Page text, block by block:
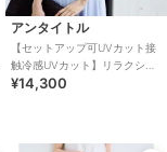
アンタイトル
【セットアップ可UVカット接
触冷感UVカット】リラクシー
キーVネックブラウス
¥14,300